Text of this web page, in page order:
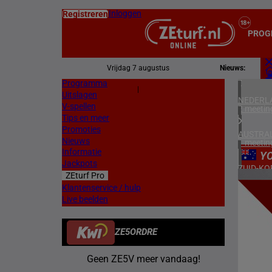
RegistrerenInloggen
Vrijdag 7 augustus Nieuws:
Programma
Uitslagen
V-spellen
Tips en meer
Promoties
Nieuws
Informatie
Jackpots
ZEturf Pro
Klantenservice / hulp
Live beelden
ZE5ORDRE
Geen ZE5V meer vandaag!
2
1
ZUID-
6
3
12/11/